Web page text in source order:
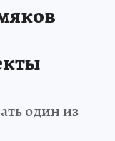
один из